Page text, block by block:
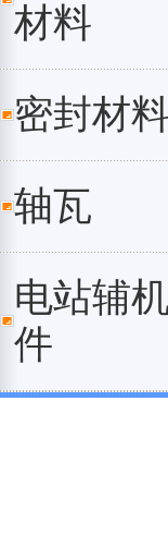
材料
密封材料
轴瓦
电站辅
件